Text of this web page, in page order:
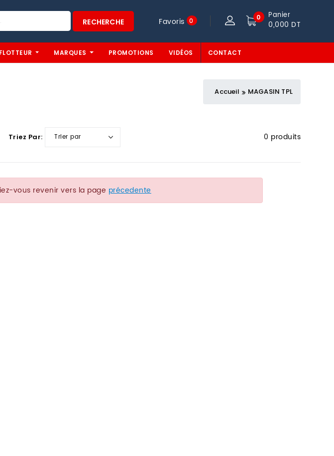
RECHERCHE 0 Panier
0,000 DT
Favoris 0
MARQUES PROMOTIONS VIDÉOS CONTACT
Accueil MAGASIN TPL
Triez Par: 0 produits
vous revenir vers la page précedente